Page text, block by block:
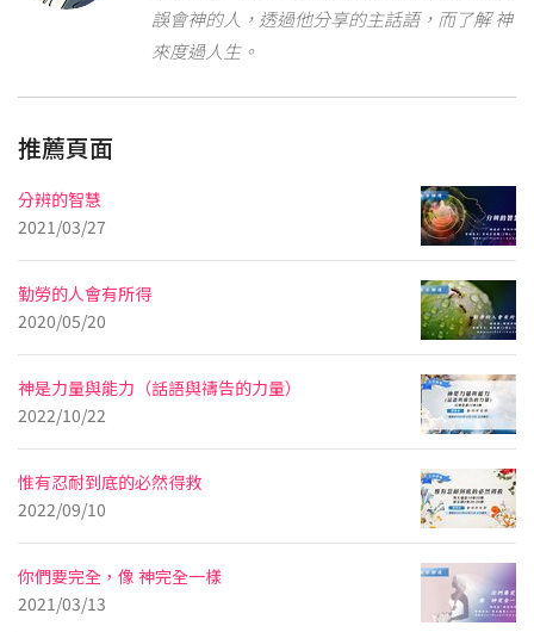
誤會神的人，透過他分享的主話語，而了解 神
來度過人生。
推薦頁面
分辨的智慧
2021/03/27
勤勞的人會有所得
2020/05/20
神是力量與能力（話語與禱告的力量）
2022/10/22
惟有忍耐到底的必然得救
2022/09/10
你們要完全，像 神完全一樣
2021/03/13